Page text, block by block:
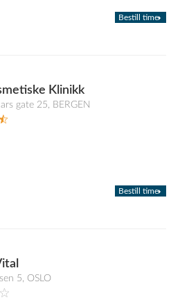
Bestill time
Klinikk
gate 25, BERGEN
Bestill time
5, OSLO